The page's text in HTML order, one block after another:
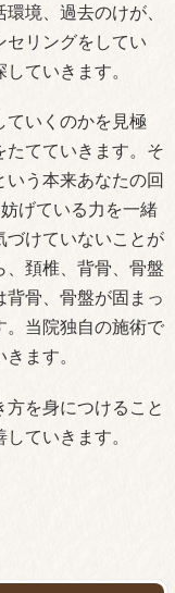
境、過去のけが、
セリングをしてい
ていきます。
ていくのかを見極
たてていきます。そ
う本来あなたの回
げている力を一緒
づけていないことが
、頚椎、背骨、骨盤
骨、骨盤が固まっ
。当院独自の施術で
ます。
を身につけること
ていきます。